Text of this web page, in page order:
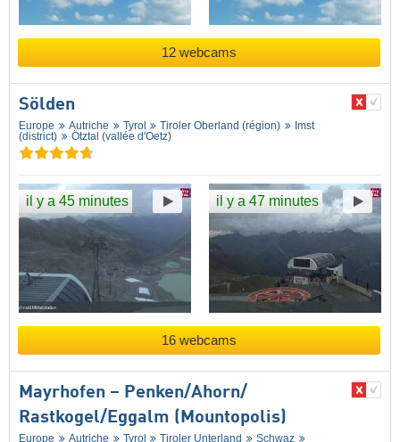
12 webcams
Sölden
Europe Autriche Tyrol Tiroler Oberland (région)
Imst
(district)
Ötztal (vallée d'Oetz)
il y a 45 minutes il y a 47 minutes
16 webcams
Mayrhofen – Penken/​Ahorn/​
Rastkogel/​Eggalm (Mountopolis)
Europe Autriche Tyrol Tiroler Unterland
Schwaz